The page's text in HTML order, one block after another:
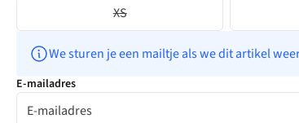
XS
We sturen je een mailtje als we dit artikel
E-mailadres